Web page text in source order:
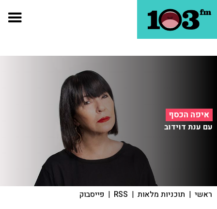
איפה הכסף
עם ענת דוידוב
ראשי | תוכניות מלאות |
RSS
| פייסבוק